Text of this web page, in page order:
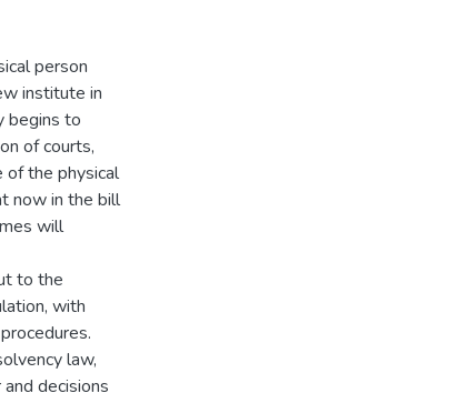
person
institute in
begins to
of courts,
of the physical
now in the bill
will
to the
with
law,
decisions